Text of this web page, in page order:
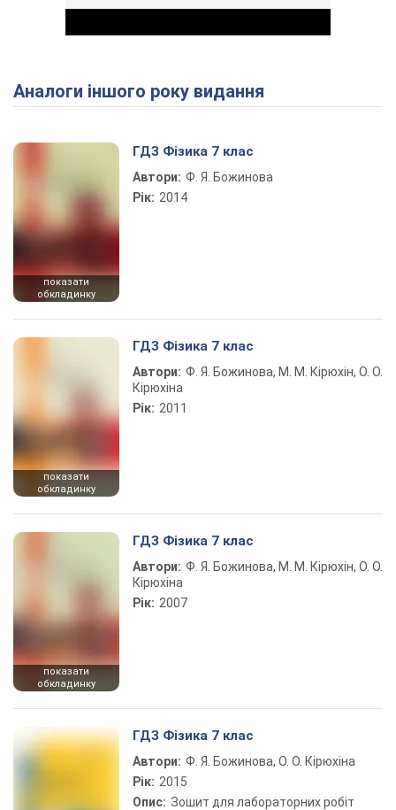
Play Video
Аналоги іншого року видання
показати
обкладинку
ГДЗ Фізика 7 клас
Автори: Ф. Я. Божинова
Рік: 2014
показати
обкладинку
ГДЗ Фізика 7 клас
Автори: Ф. Я. Божинова, М. М. Кірюхін, О. О.
Кірюхіна
Рік: 2011
показати
обкладинку
ГДЗ Фізика 7 клас
Автори: Ф. Я. Божинова, М. М. Кірюхін, О. О.
Кірюхіна
Рік: 2007
ГДЗ Фізика 7 клас
Автори: Ф. Я. Божинова, О. О. Кірюхіна
Рік: 2015
Опис: Зошит для лабораторних робіт